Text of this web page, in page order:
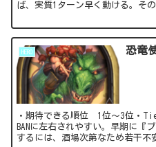
ば、実質1ターン早く動ける。そ
HERO 恐竜
・期待できる順位 1位～3位・
BANに左右されやすい。早期に『
するには、酒場次第なため若干不